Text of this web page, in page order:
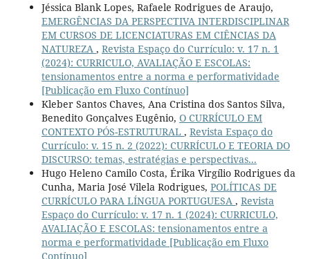
Jéssica Blank Lopes, Rafaele Rodrigues de Araujo,
EMERGÊNCIAS DA PERSPECTIVA INTERDISCIPLINAR
EM CURSOS DE LICENCIATURAS EM CIÊNCIAS DA
NATUREZA , Revista Espaço do Currículo: v. 17 n. 1
(2024): CURRICULO, AVALIAÇÃO E ESCOLAS:
tensionamentos entre a norma e performatividade
[Publicação em Fluxo Contínuo]
Kleber Santos Chaves, Ana Cristina dos Santos Silva,
Benedito Gonçalves Eugênio, O CURRÍCULO EM
CONTEXTO PÓS-ESTRUTURAL , Revista Espaço do
Currículo: v. 15 n. 2 (2022): CURRÍCULO E TEORIA DO
DISCURSO: temas, estratégias e perspectivas...
Hugo Heleno Camilo Costa, Érika Virgílio Rodrigues da
Cunha, Maria José Vilela Rodrigues, POLÍTICAS DE
CURRÍCULO PARA LÍNGUA PORTUGUESA , Revista
Espaço do Currículo: v. 17 n. 1 (2024): CURRICULO,
AVALIAÇÃO E ESCOLAS: tensionamentos entre a
norma e performatividade [Publicação em Fluxo
Contínuo]